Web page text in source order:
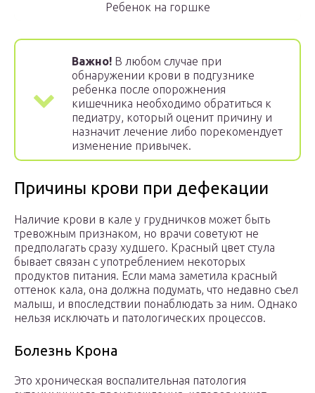
Ребенок на горшке
Важно! В любом случае при
обнаружении крови в подгузнике
ребенка после опорожнения
кишечника необходимо обратиться к
педиатру, который оценит причину и
назначит лечение либо порекомендует
изменение привычек.
Причины крови при дефекации
Наличие крови в кале у грудничков может быть
тревожным признаком, но врачи советуют не
предполагать сразу худшего. Красный цвет стула
бывает связан с употреблением некоторых
продуктов питания. Если мама заметила красный
оттенок кала, она должна подумать, что недавно съел
малыш, и впоследствии понаблюдать за ним. Однако
нельзя исключать и патологических процессов.
Болезнь Крона
Это хроническая воспалительная патология